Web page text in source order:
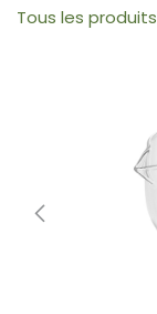
Tous les produits